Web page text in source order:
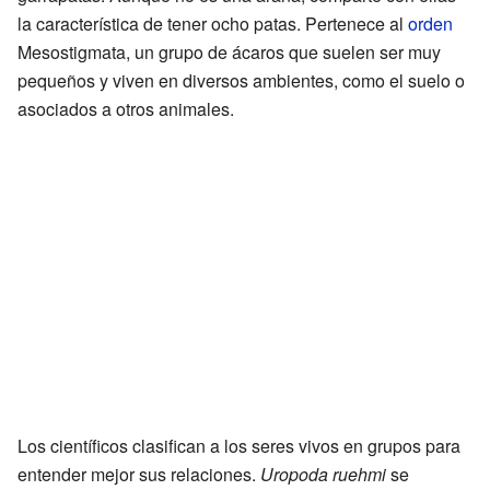
la característica de tener ocho patas. Pertenece al orden
Mesostigmata, un grupo de ácaros que suelen ser muy
pequeños y viven en diversos ambientes, como el suelo o
asociados a otros animales.
Los científicos clasifican a los seres vivos en grupos para
entender mejor sus relaciones. Uropoda ruehmise